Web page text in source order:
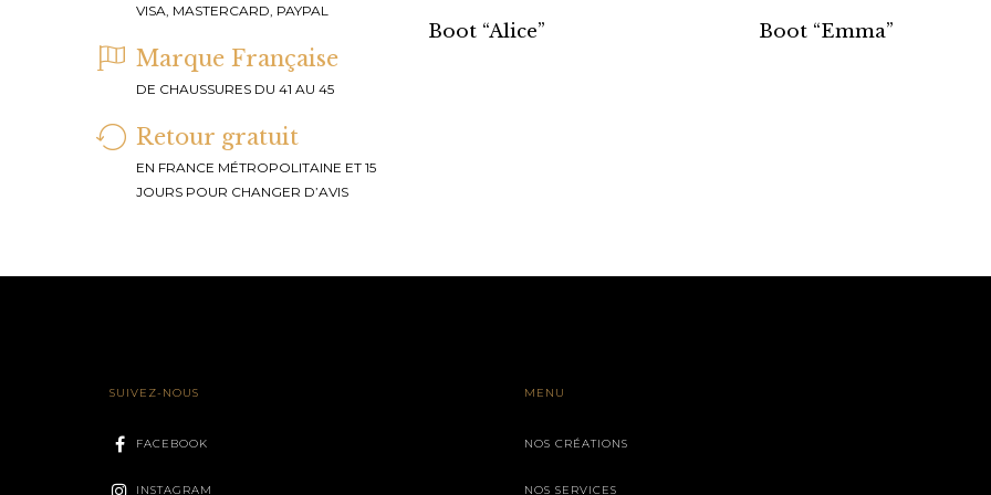
Boot “Alice” Boot “Emma”
VISA, MASTERCARD, PAYPAL
Marque Française
DE CHAUSSURES DU 41 AU 45
Retour gratuit
EN FRANCE MÉTROPOLITAINE ET 15
JOURS POUR CHANGER D’AVIS
SUIVEZ-NOUS
FACEBOOK
INSTAGRAM
MENU
NOS CRÉATIONS
NOS SERVICES